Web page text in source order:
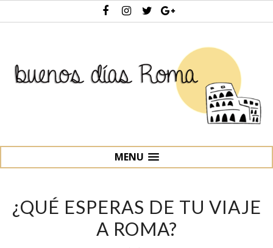
MENU
¿QUÉ ESPERAS DE TU VIAJE
A ROMA?